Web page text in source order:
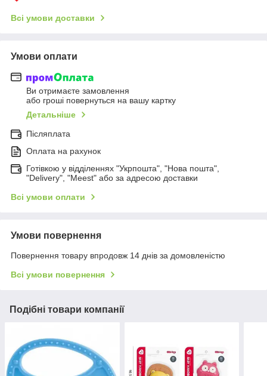
Всі умови доставки
Умови оплати
Ви отримаєте замовлення
або гроші повернуться на вашу картку
Детальніше
Післяплата
Оплата на рахунок
Готівкою у відділеннях "Укрпошта", "Нова пошта",
"Delivery", "Meest" або за адресою доставки
Всі умови оплати
Умови повернення
Повернення товару впродовж 14 днів за домовленістю
Всі умови повернення
Подібні товари компанії